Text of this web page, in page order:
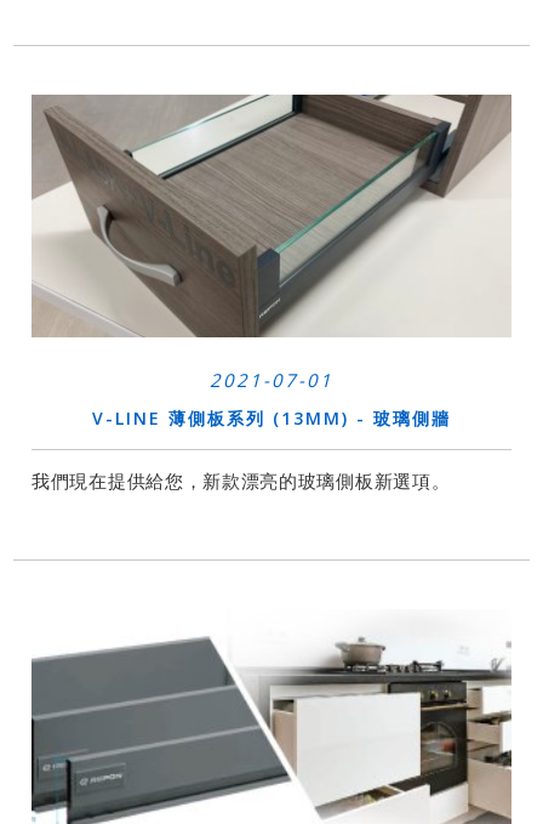
2021-07-01
V-LINE 薄側板系列 (13MM) - 玻璃側牆
我們現在提供給您，新款漂亮的玻璃側板新選項。